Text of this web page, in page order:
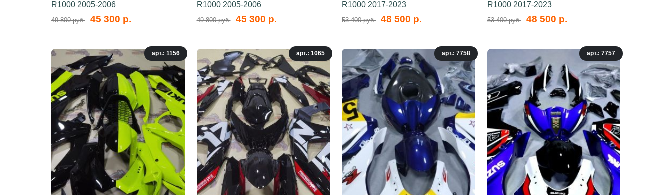
R1000 2005-2006
49 800 руб. 45 300 р.
R1000 2005-2006
49 800 руб. 45 300 р.
R1000 2017-2023
53 400 руб. 48 500 р.
R1000 2017-2023
53 400 руб. 48 500 р.
арт.: 1156 арт.: 1065 арт.: 7758 арт.: 7757